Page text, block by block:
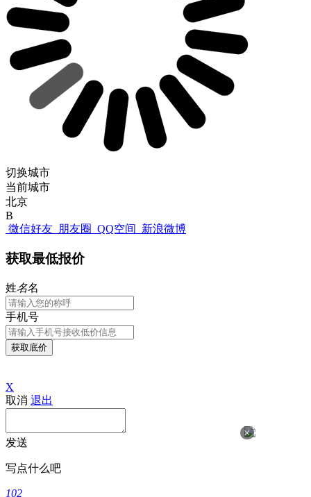
切换城市
当前城市
北京
B
微信好友 朋友圈 QQ空间 新浪微博
获取最低报价
姓名名
手机号
获取底价
X
取消 退出
发送
写点什么吧
102
×